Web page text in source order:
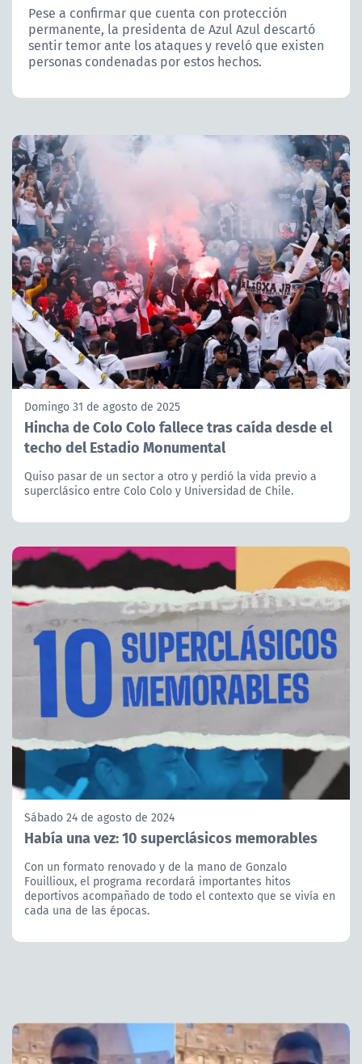
CORPORATIVO Y TRANSPARENCIA
CANAL DE DENUNCIAS
Pese a confirmar que cuenta con protección
permanente, la presidenta de Azul Azul descartó
sentir temor ante los ataques y reveló que existen
personas condenadas por estos hechos.
Domingo 31 de agosto de 2025
Hincha de Colo Colo fallece tras caída desde el
techo del Estadio Monumental
Quiso pasar de un sector a otro y perdió la vida previo a
superclásico entre Colo Colo y Universidad de Chile.
Sábado 24 de agosto de 2024
Había una vez: 10 superclásicos memorables
Con un formato renovado y de la mano de Gonzalo
Fouillioux, el programa recordará importantes hitos
deportivos acompañado de todo el contexto que se vivía en
cada una de las épocas.